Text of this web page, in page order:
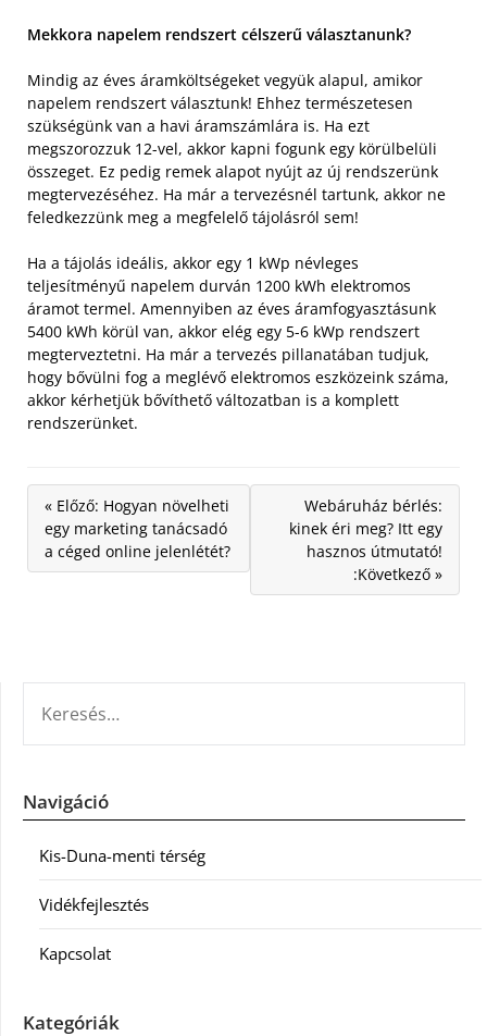
Mekkora napelem rendszert célszerű választanunk?
Mindig az éves áramköltségeket vegyük alapul, amikor
napelem rendszert választunk! Ehhez természetesen
szükségünk van a havi áramszámlára is. Ha ezt
megszorozzuk 12-vel, akkor kapni fogunk egy körülbelüli
összeget. Ez pedig remek alapot nyújt az új rendszerünk
megtervezéséhez. Ha már a tervezésnél tartunk, akkor ne
feledkezzünk meg a megfelelő tájolásról sem!
Ha a tájolás ideális, akkor egy 1 kWp névleges
teljesítményű napelem durván 1200 kWh elektromos
áramot termel. Amennyiben az éves áramfogyasztásunk
5400 kWh körül van, akkor elég egy 5-6 kWp rendszert
megterveztetni. Ha már a tervezés pillanatában tudjuk,
hogy bővülni fog a meglévő elektromos eszközeink száma,
akkor kérhetjük bővíthető változatban is a komplett
rendszerünket.
« Előző: Hogyan növelheti
egy marketing tanácsadó
a céged online jelenlétét?
Webáruház bérlés:
kinek éri meg? Itt egy
hasznos útmutató!
:Következő »
Navigáció
Kis-Duna-menti térség
Vidékfejlesztés
Kapcsolat
Kategóriák